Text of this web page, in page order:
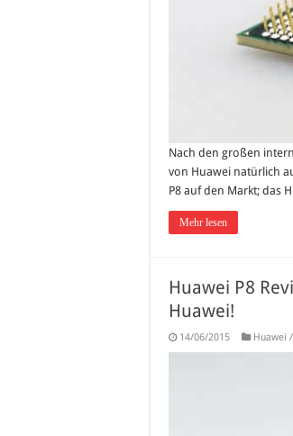
Nach den großen
von Huawei natürlich
P8 auf den Markt; das
Mehr lesen
Huawei P8
Huawei!
14/06/2015 Huawei